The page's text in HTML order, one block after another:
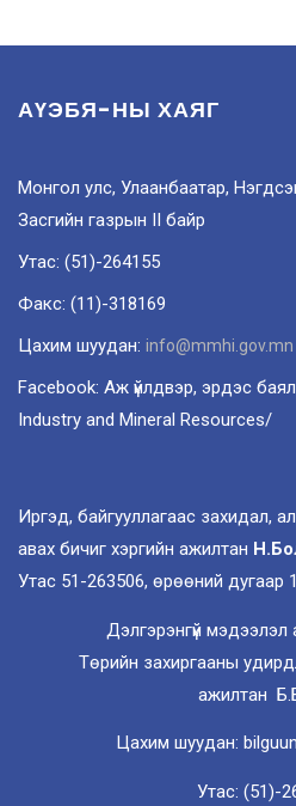
АҮЭБЯ-НЫ ХАЯГ
Монгол улс, Улаанбаатар,
Засгийн газрын II байр
Утас: (51)-264155
Факс: (11)-318169
Цахим шуудан: info@mmhi.gov.mn
Facebook: Аж үйлдвэр, эрдэс
Industry and Mineral Resources/
Иргэд, байгууллагаас захидал,
авах бичиг хэргийн ажилтан
Утас 51-263506, өрөөний дугаар
Дэлгэрэнгүй мэдээлэл
Төрийн захиргааны
ажилтан
Цахим шуудан:
Утас: (51)-